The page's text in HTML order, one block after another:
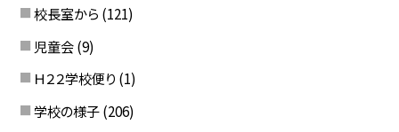
校長室から (121)
児童会 (9)
Ｈ２２学校便り (1)
学校の様子 (206)